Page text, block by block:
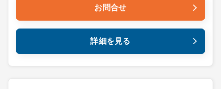
お問合せ
詳細を見る